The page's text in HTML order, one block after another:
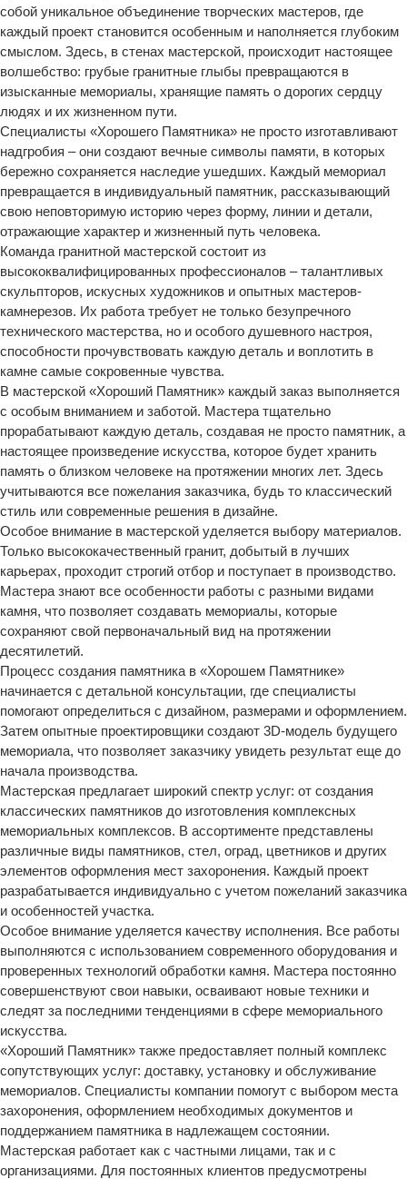
собой уникальное объединение творческих мастеров, где
каждый проект становится особенным и наполняется глубоким
смыслом. Здесь, в стенах мастерской, происходит настоящее
волшебство: грубые гранитные глыбы превращаются в
изысканные мемориалы, хранящие память о дорогих сердцу
людях и их жизненном пути.
Специалисты «Хорошего Памятника» не просто изготавливают
надгробия – они создают вечные символы памяти, в которых
бережно сохраняется наследие ушедших. Каждый мемориал
превращается в индивидуальный памятник, рассказывающий
свою неповторимую историю через форму, линии и детали,
отражающие характер и жизненный путь человека.
Команда гранитной мастерской состоит из
высококвалифицированных профессионалов – талантливых
скульпторов, искусных художников и опытных мастеров-
камнерезов. Их работа требует не только безупречного
технического мастерства, но и особого душевного настроя,
способности прочувствовать каждую деталь и воплотить в
камне самые сокровенные чувства.
В мастерской «Хороший Памятник» каждый заказ выполняется
с особым вниманием и заботой. Мастера тщательно
прорабатывают каждую деталь, создавая не просто памятник, а
настоящее произведение искусства, которое будет хранить
память о близком человеке на протяжении многих лет. Здесь
учитываются все пожелания заказчика, будь то классический
стиль или современные решения в дизайне.
Особое внимание в мастерской уделяется выбору материалов.
Только высококачественный гранит, добытый в лучших
карьерах, проходит строгий отбор и поступает в производство.
Мастера знают все особенности работы с разными видами
камня, что позволяет создавать мемориалы, которые
сохраняют свой первоначальный вид на протяжении
десятилетий.
Процесс создания памятника в «Хорошем Памятнике»
начинается с детальной консультации, где специалисты
помогают определиться с дизайном, размерами и оформлением.
Затем опытные проектировщики создают 3D-модель будущего
мемориала, что позволяет заказчику увидеть результат еще до
начала производства.
Мастерская предлагает широкий спектр услуг: от создания
классических памятников до изготовления комплексных
мемориальных комплексов. В ассортименте представлены
различные виды памятников, стел, оград, цветников и других
элементов оформления мест захоронения. Каждый проект
разрабатывается индивидуально с учетом пожеланий заказчика
и особенностей участка.
Особое внимание уделяется качеству исполнения. Все работы
выполняются с использованием современного оборудования и
проверенных технологий обработки камня. Мастера постоянно
совершенствуют свои навыки, осваивают новые техники и
следят за последними тенденциями в сфере мемориального
искусства.
«Хороший Памятник» также предоставляет полный комплекс
сопутствующих услуг: доставку, установку и обслуживание
мемориалов. Специалисты компании помогут с выбором места
захоронения, оформлением необходимых документов и
поддержанием памятника в надлежащем состоянии.
Мастерская работает как с частными лицами, так и с
организациями. Для постоянных клиентов предусмотрены